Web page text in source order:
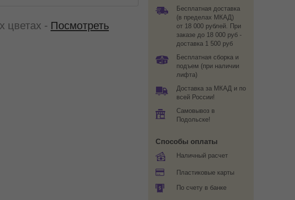
Бесплатная доставка
(в пределах МКАД)
от 18 000 рублей. При
заказе до 18 000 руб -
доставка 1 500 руб
Бесплатная сборка и
подъем (при наличии
лифта)
Доставка за МКАД и по
всей России!
Самовывоз в
Подольске!
Способы оплаты
Наличный расчет
Пластиковые карты
По счету в банке
цветах - Посмотреть